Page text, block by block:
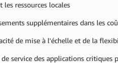
ressources locales
supplémentaires dans les
de mise à l'échelle et de la
service des applications critiques